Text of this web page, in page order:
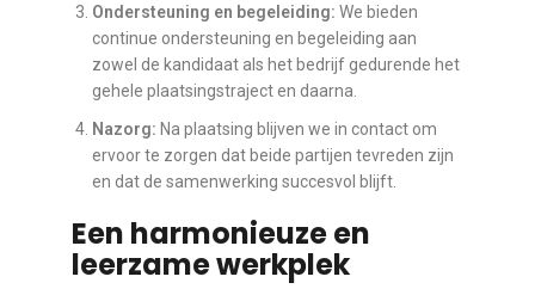
Ondersteuning en begeleiding: We bieden
continue ondersteuning en begeleiding aan
zowel de kandidaat als het bedrijf gedurende het
gehele plaatsingstraject en daarna.
Nazorg: Na plaatsing blijven we in contact om
ervoor te zorgen dat beide partijen tevreden zijn
en dat de samenwerking succesvol blijft.
Een harmonieuze en
leerzame werkplek